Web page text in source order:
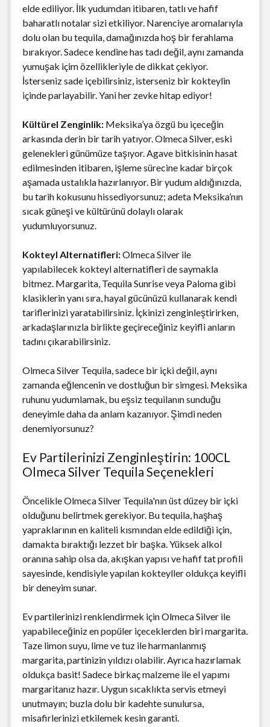
elde ediliyor. İlk yudumdan itibaren, tatlı ve hafif
baharatlı notalar sizi etkiliyor. Narenciye aromalarıyla
dolu olan bu tequila, damağınızda hoş bir ferahlama
bırakıyor. Sadece kendine has tadı değil, aynı zamanda
yumuşak içim özellikleriyle de dikkat çekiyor.
İsterseniz sade içebilirsiniz, isterseniz bir kokteylin
içinde parlayabilir. Yani her zevke hitap ediyor!
Kültürel Zenginlik:Meksika’ya özgü bu içeceğin
arkasında derin bir tarih yatıyor. Olmeca Silver, eski
gelenekleri günümüze taşıyor. Agave bitkisinin hasat
edilmesinden itibaren, işleme sürecine kadar birçok
aşamada ustalıkla hazırlanıyor. Bir yudum aldığınızda,
bu tarih kokusunu hissediyorsunuz; adeta Meksika’nın
sıcak güneşi ve kültürünü dolaylı olarak
yudumluyorsunuz.
Kokteyl Alternatifleri:Olmeca Silver ile
yapılabilecek kokteyl alternatifleri de saymakla
bitmez. Margarita, Tequila Sunrise veya Paloma gibi
klasiklerin yanı sıra, hayal gücünüzü kullanarak kendi
tariflerinizi yaratabilirsiniz. İçkinizi zenginleştirirken,
arkadaşlarınızla birlikte geçireceğiniz keyifli anların
tadını çıkarabilirsiniz.
Olmeca Silver Tequila, sadece bir içki değil, aynı
zamanda eğlencenin ve dostluğun bir simgesi. Meksika
ruhunu yudumlamak, bu eşsiz tequilanın sunduğu
deneyimle daha da anlam kazanıyor. Şimdi neden
denemiyorsunuz?
Ev Partilerinizi Zenginleştirin: 100CL
Olmeca Silver Tequila Seçenekleri
Öncelikle Olmeca Silver Tequila'nın üst düzey bir içki
olduğunu belirtmek gerekiyor. Bu tequila, haşhaş
yapraklarının en kaliteli kısmından elde edildiği için,
damakta bıraktığı lezzet bir başka. Yüksek alkol
oranına sahip olsa da, akışkan yapısı ve hafif tat profili
sayesinde, kendisiyle yapılan kokteyller oldukça keyifli
bir deneyim sunar.
Ev partilerinizi renklendirmek için Olmeca Silver ile
yapabileceğiniz en popüler içeceklerden biri margarita.
Taze limon suyu, lime ve tuz ile harmanlanmış
margarita, partinizin yıldızı olabilir. Ayrıca hazırlamak
oldukça basit! Sadece birkaç malzeme ile el yapımı
margaritanız hazır. Uygun sıcaklıkta servis etmeyi
unutmayın; buzla dolu bir kadehte sunulursa,
misafirlerinizi etkilemek kesin garanti.